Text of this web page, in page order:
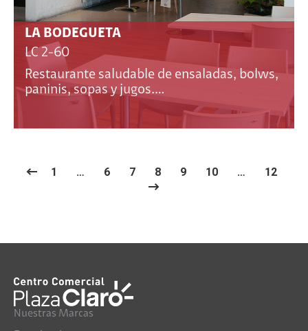
LA BODEGUETA
LC 2-60
Restaurante saludable de ensaladas, bolws,
paninis, sopas y jugos.…
1 … 6 7 8 9 10 … 12
Nuestras Marcas